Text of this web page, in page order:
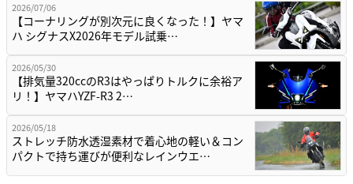
2026/07/06
【コーナリングが別次元に良くなった！】ヤマ
ハ シグナスX2026年モデル試乗…
2026/05/30
【排気量320ccのR3はやっぱりトルクに余裕ア
リ！】ヤマハYZF-R3 2…
2026/05/18
ストレッチ防水透湿素材で着心地の軽い＆コン
パクトで持ち運びが便利なレインウエ…